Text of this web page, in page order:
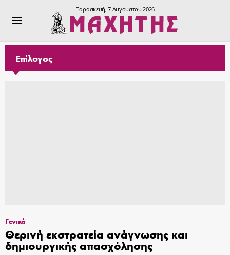
Παρασκευή, 7 Αυγούστου 2026
Επίλογος
Γενικά
Θερινή εκστρατεία ανάγνωσης και
δημιουργικής απασχόλησης